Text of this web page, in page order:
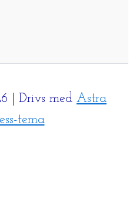
| Drivs med Astra
tema